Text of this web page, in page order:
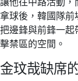
拿球後，韓國隊
把邊鋒與前鋒一
擊禁區的空間。
金玟哉缺席